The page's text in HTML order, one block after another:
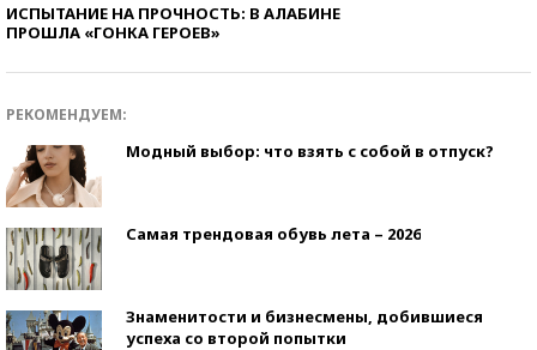
ИСПЫТАНИЕ НА ПРОЧНОСТЬ: В АЛАБИНЕ
ПРОШЛА «ГОНКА ГЕРОЕВ»
РЕКОМЕНДУЕМ:
Модный выбор: что взять с собой в отпуск?
Самая трендовая обувь лета – 2026
Знаменитости и бизнесмены, добившиеся
успеха со второй попытки